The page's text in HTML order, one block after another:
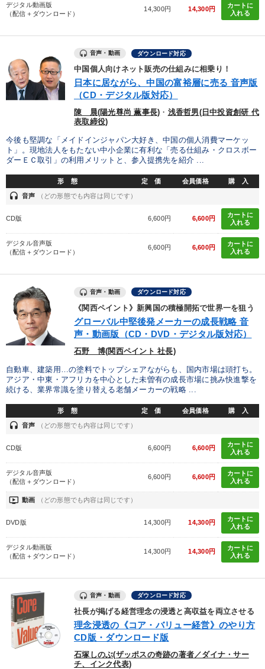
デザイン
両利きの経営
※「更新」を押すと「タグ・キーワード」を更新いただけます。
デジタル動画版
（配信＋ダウンロード）
14,300円 14,300円
カートに
入れる
音声・動画 ダウンロード対応
中国個人向けネット販売の仕組みに相乗り！
日本に居ながら、中国の富裕層に売る 音声版
（CD・デジタル版対応）
陳 晨(陽光尊尚 薫事長) ・ 浅香哲男(日中投資創研 代
表取締役)
今後も堅調な「メイドインジャパン大好き、中国の個人消費マーケッ
ト」。現地法人をもたない中小企業に有利な「売る仕組み・クロスボー
ダーＥＣ取引」の利用メリットと、参入提携先を紹介 ...
形 態 定 価 会員価格 購 入
headset 音声 （どの形態でも内容は同じです）
CD版 6,600円 6,600円
カートに
入れる
デジタル音声版
（配信＋ダウンロード）
6,600円 6,600円
カートに
入れる
音声・動画 ダウンロード対応
《関西ペイント》新興国の積極開拓で世界一を狙う
グローバル中堅後発メーカーの成長戦略 音
声・動画版（CD・DVD・デジタル版対応）
石野 博(関西ペイント 社長)
自動車、建築用…の塗料でトップシェアながらも、国内市場は頭打ち。
アジア・中東・アフリカを中心とした未曽有の成長市場に挑み快進撃を
続ける、業界常識を塗り替える老舗メーカーの戦略 ...
形 態 定 価 会員価格 購 入
headset 音声 （どの形態でも内容は同じです）
CD版 6,600円 6,600円
カートに
入れる
デジタル音声版
（配信＋ダウンロード）
6,600円 6,600円
カートに
入れる
ondemand_video 動画 （どの形態でも内容は同じです）
DVD版 14,300円 14,300円
カートに
入れる
デジタル動画版
（配信＋ダウンロード）
14,300円 14,300円
カートに
入れる
音声・動画 ダウンロード対応
社長が掲げる経営理念の浸透と高収益を両立させる
理念浸透の《コア・バリュー経営》のやり方
CD版・ダウンロード版
石塚しのぶ(ザッポスの奇跡の著者／ダイナ・サー
チ、インク代表)